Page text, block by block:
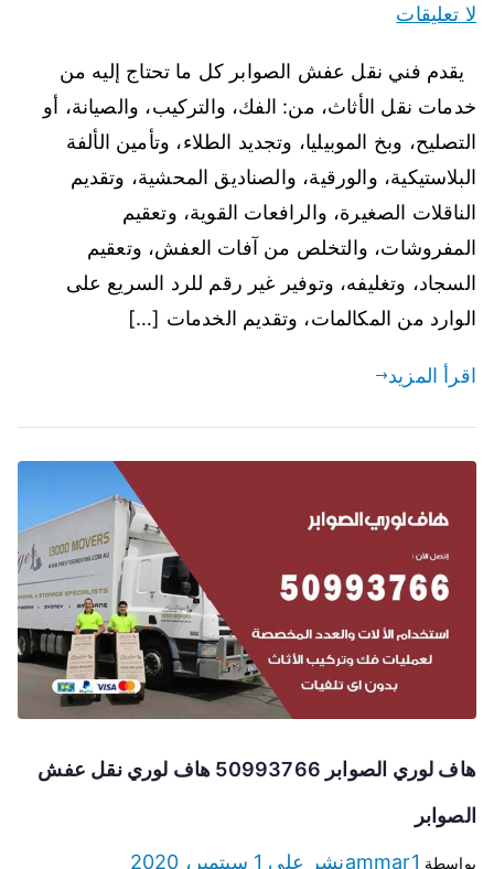
لا تعليقات
يقدم فني نقل عفش الصوابر كل ما تحتاج إليه من
خدمات نقل الأثاث، من: الفك، والتركيب، والصيانة، أو
التصليح، وبخ الموبيليا، وتجديد الطلاء، وتأمين الألفة
البلاستيكية، والورقية، والصناديق المحشية، وتقديم
الناقلات الصغيرة، والرافعات القوية، وتعقيم
المفروشات، والتخلص من آفات العفش، وتعقيم
السجاد، وتغليفه، وتوفير غير رقم للرد السريع على
الوارد من المكالمات، وتقديم الخدمات […]
اقرأ المزيد
هاف لوري الصوابر 50993766 هاف لوري نقل عفش
الصوابر
بواسطة ammar1نشر على 1 سبتمبر، 2020